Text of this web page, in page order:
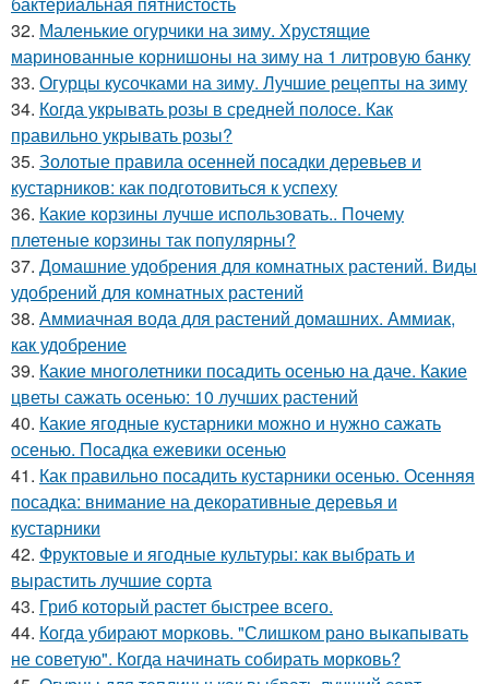
32. Маленькие огурчики на зиму. Хрустящие
маринованные корнишоны на зиму на 1 литровую банку
33. Огурцы кусочками на зиму. Лучшие рецепты на зиму
34. Когда укрывать розы в средней полосе. Как
правильно укрывать розы?
35. Золотые правила осенней посадки деревьев и
кустарников: как подготовиться к успеху
36. Какие корзины лучше использовать.. Почему
плетеные корзины так популярны?
37. Домашние удобрения для комнатных растений. Виды
удобрений для комнатных растений
38. Аммиачная вода для растений домашних. Аммиак,
как удобрение
39. Какие многолетники посадить осенью на даче. Какие
цветы сажать осенью: 10 лучших растений
40. Какие ягодные кустарники можно и нужно сажать
осенью. Посадка ежевики осенью
41. Как правильно посадить кустарники осенью. Осенняя
посадка: внимание на декоративные деревья и
кустарники
42. Фруктовые и ягодные культуры: как выбрать и
вырастить лучшие сорта
43. Гриб который растет быстрее всего.
44. Когда убирают морковь. "Слишком рано выкапывать
не советую". Когда начинать собирать морковь?